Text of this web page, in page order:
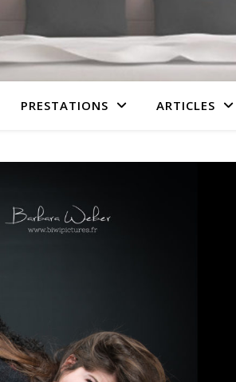
PRESTATIONS ARTICLES